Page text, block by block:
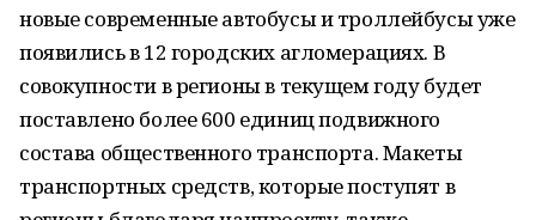
новые современные автобусы и троллейбусы уже
появились в 12 городских агломерациях. В
совокупности в регионы в текущем году будет
поставлено более 600 единиц подвижного
состава общественного транспорта. Макеты
транспортных средств, которые поступят в